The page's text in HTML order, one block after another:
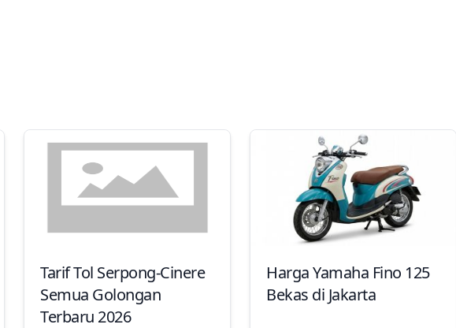
Tarif Tol Serpong-Cinere
Semua Golongan
Terbaru 2026
Harga Yamaha Fino 125
Bekas di Jakarta